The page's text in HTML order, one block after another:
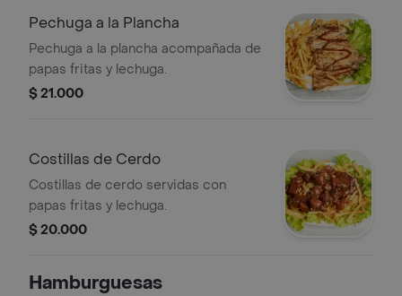
Pechuga a la Plancha
Pechuga a la plancha acompañada de
papas fritas y lechuga.
$ 21.000
Costillas de Cerdo
Costillas de cerdo servidas con
papas fritas y lechuga.
$ 20.000
Hamburguesas